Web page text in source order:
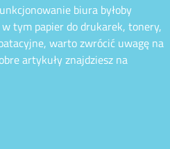
biura byłoby
tym papier do drukarek, tonery,
warto zwrócić uwagę na
artykuły znajdziesz na